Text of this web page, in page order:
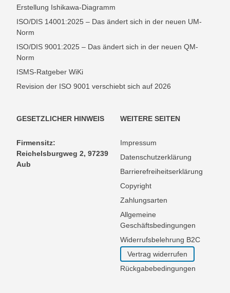
Erstellung Ishikawa-Diagramm
ISO/DIS 14001:2025 – Das ändert sich in der neuen UM-
Norm
ISO/DIS 9001:2025 – Das ändert sich in der neuen QM-
Norm
ISMS-Ratgeber WiKi
Revision der ISO 9001 verschiebt sich auf 2026
GESETZLICHER HINWEIS
Firmensitz:
Reichelsburgweg 2, 97239
Aub
WEITERE SEITEN
Impressum
Datenschutzerklärung
Barrierefreiheitserklärung
Copyright
Zahlungsarten
Allgemeine
Geschäftsbedingungen
Widerrufsbelehrung B2C
Vertrag widerrufen
Rückgabebedingungen